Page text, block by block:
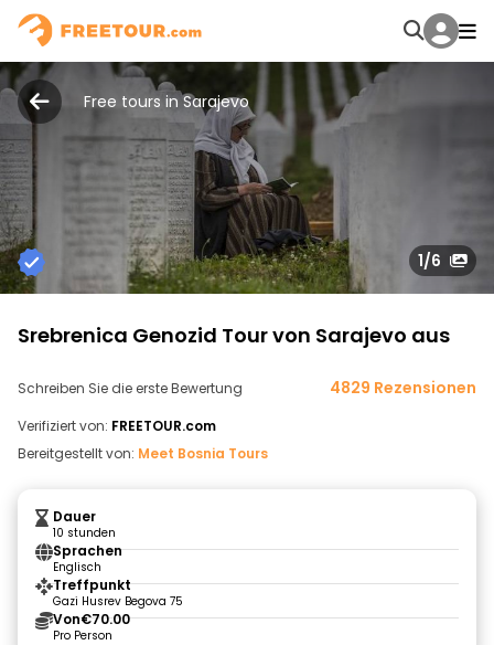
Free tours in Sarajevo
1/6
Srebrenica Genozid Tour von Sarajevo aus
Schreiben Sie die erste Bewertung 4829 Rezensionen
Verifiziert von: FREETOUR.com
Bereitgestellt von: Meet Bosnia Tours
Dauer
10 stunden
Sprachen
Englisch
Treffpunkt
Gazi Husrev Begova 75
Von€70.00
Pro Person